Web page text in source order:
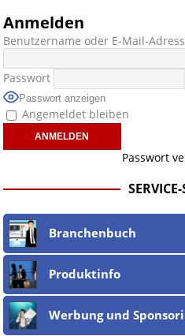
Anmelden
Benutzername oder E-Mail-
Passwort
Passwort anzeigen
Angemeldet bleiben
Passwort
Branchenbuch
Produktinfo
Werbung und